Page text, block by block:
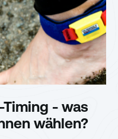
- was
wählen?